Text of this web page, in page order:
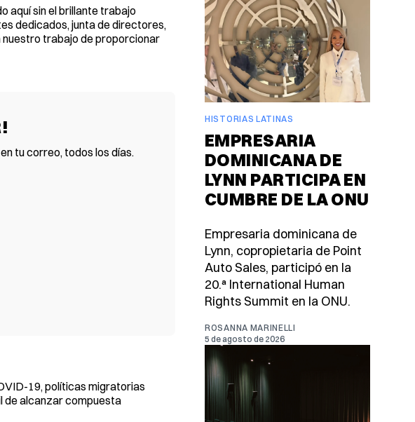
aquí sin el brillante trabajo
dedicados, junta de directores,
nuestro trabajo de proporcionar
tu correo, todos los días.
19, políticas migratorias
de alcanzar compuesta
HISTORIAS LATINAS
EMPRESARIA
DOMINICANA DE
LYNN PARTICIPA EN
CUMBRE DE LA ONU
Empresaria dominicana de
Lynn, copropietaria de Point
Auto Sales, participó en la
20.ª International Human
Rights Summit en la ONU.
ROSANNA MARINELLI
5 de agosto de 2026